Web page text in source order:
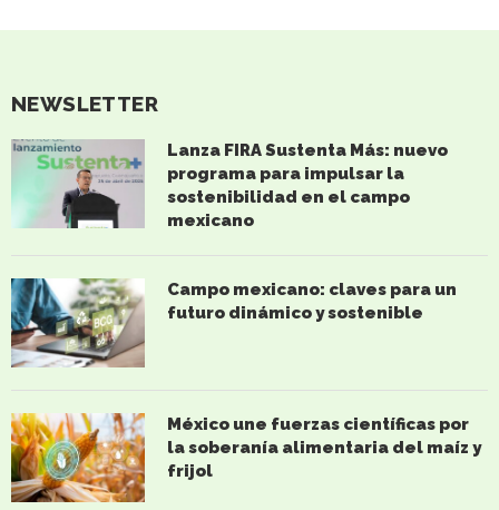
NEWSLETTER
Lanza FIRA Sustenta Más: nuevo
programa para impulsar la
sostenibilidad en el campo
mexicano
Campo mexicano: claves para un
futuro dinámico y sostenible
México une fuerzas científicas por
la soberanía alimentaria del maíz y
frijol